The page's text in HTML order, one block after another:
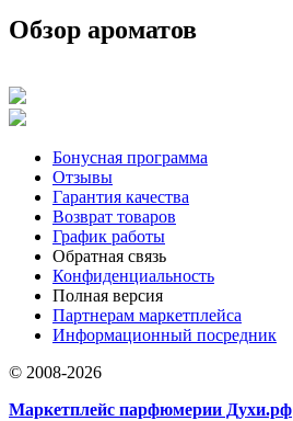
Обзор ароматов
Бонусная программа
Отзывы
Гарантия качества
Возврат товаров
График работы
Обратная связь
Конфиденциальность
Полная версия
Партнерам маркетплейса
Информационный посредник
© 2008-2026
Маркетплейс парфюмерии Духи.рф